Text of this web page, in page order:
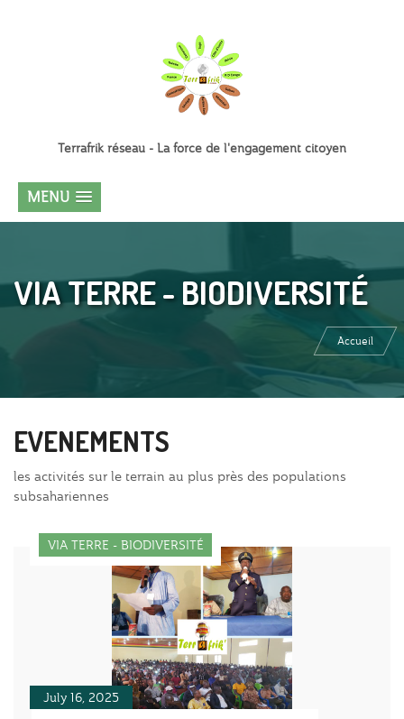
Terrafrik réseau - La force de l'engagement citoyen
MENU
VIA TERRE - BIODIVERSITÉ
Accueil
EVENEMENTS
les activités sur le terrain au plus près des populations
subsahariennes
July 16, 2025
VIA TERRE - BIODIVERSITÉ